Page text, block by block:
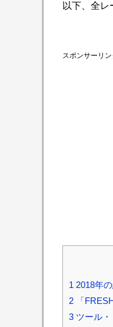
以下、全レ
スポンサーリン
1 2018年
2「
3ツール・